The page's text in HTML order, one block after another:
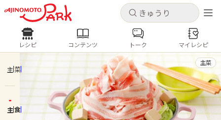
キャンセル
ログインするとレシピを保存できます
ログイン 新規登録
ホーム
キャンセル
レシピ コンテンツ
人気の食材・レシピ
きゅうり なす トマト
とうもろこし
レシピ コンテンツ トーク マイレシピ
主菜
主食
主菜